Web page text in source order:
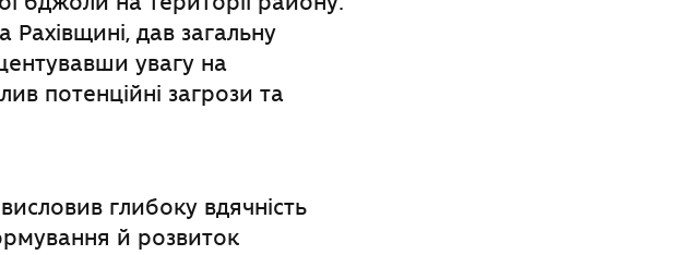
Рахівщині, дав загальну
увагу на
потенційні загрози та
глибоку вдячність
й розвиток